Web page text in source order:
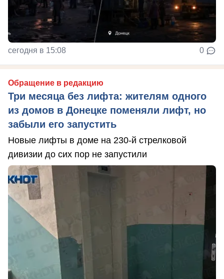
сегодня в 15:08 0
Обращение в редакцию
Три месяца без лифта: жителям одного
из домов в Донецке поменяли лифт, но
забыли его запустить
Новые лифты в доме на 230-й стрелковой
дивизии до сих пор не запустили